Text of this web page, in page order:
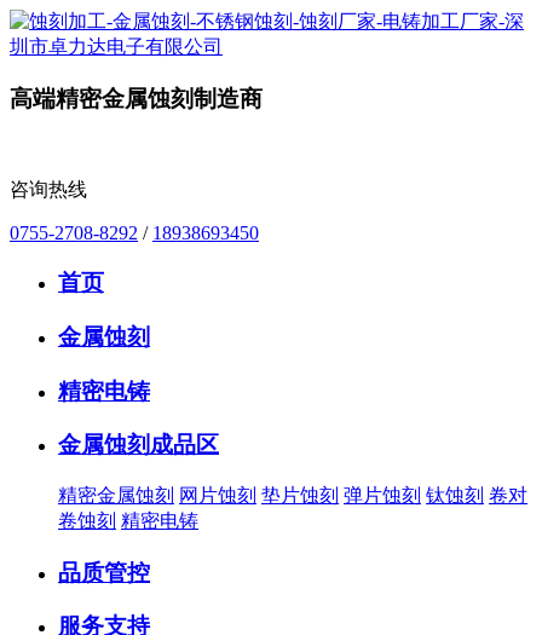
高端精密金属蚀刻制造商
咨询热线
0755-2708-8292 / 18938693450
首页
金属蚀刻
精密电铸
金属蚀刻成品区
精密金属蚀刻 网片蚀刻 垫片蚀刻 弹片蚀刻 钛蚀刻 卷对
卷蚀刻 精密电铸
品质管控
服务支持